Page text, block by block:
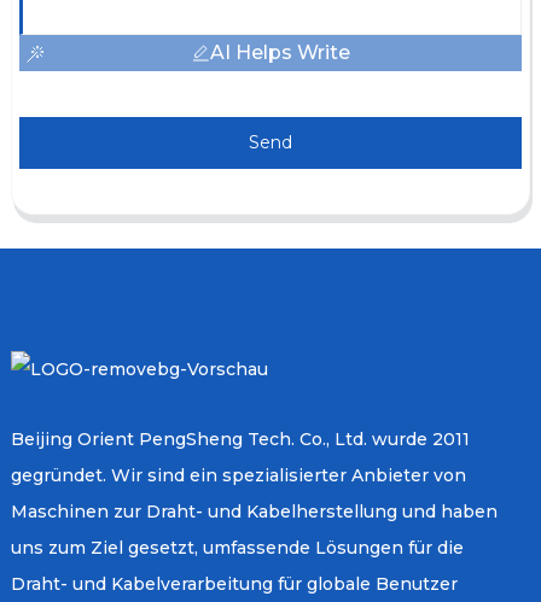
AI Helps Write
Send
Beijing Orient PengSheng Tech. Co., Ltd. wurde 2011
gegründet. Wir sind ein spezialisierter Anbieter von
Maschinen zur Draht- und Kabelherstellung und haben
uns zum Ziel gesetzt, umfassende Lösungen für die
Draht- und Kabelverarbeitung für globale Benutzer